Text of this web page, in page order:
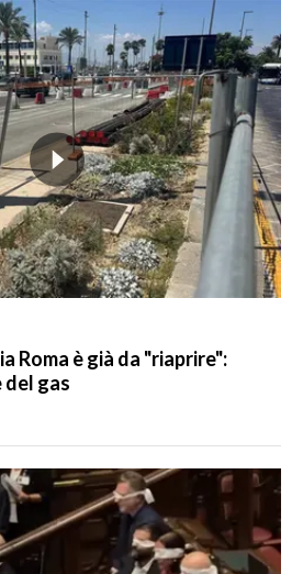
Roma è già da "riaprire":
gas